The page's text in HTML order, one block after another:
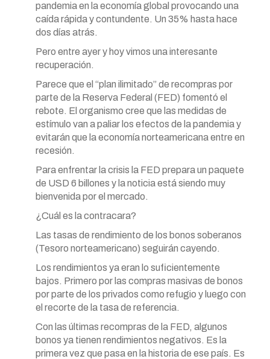
pandemia en la economía global provocando una
caída rápida y contundente. Un 35% hasta hace
dos días atrás.
Pero entre ayer y hoy vimos una interesante
recuperación.
Parece que el “plan ilimitado” de recompras por
parte de la Reserva Federal (FED) fomentó el
rebote. El organismo cree que las medidas de
estímulo van a paliar los efectos de la pandemia y
evitarán que la economía norteamericana entre en
recesión.
Para enfrentar la crisis la FED prepara un paquete
de USD 6 billones y la noticia está siendo muy
bienvenida por el mercado.
¿Cuál es la contracara?
Las tasas de rendimiento de los bonos soberanos
(Tesoro norteamericano) seguirán cayendo.
Los rendimientos ya eran lo suficientemente
bajos. Primero por las compras masivas de bonos
por parte de los privados como refugio y luego con
el recorte de la tasa de referencia.
Con las últimas recompras de la FED, algunos
bonos ya tienen rendimientos negativos. Es la
primera vez que pasa en la historia de ese país. Es